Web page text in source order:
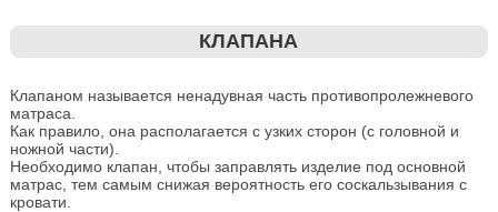
КЛАПАНА
Клапаном называется ненадувная часть противопролежневого
матраса.
Как правило, она располагается с узких сторон (с головной и
ножной части).
Необходимо клапан, чтобы заправлять изделие под основной
матрас, тем самым снижая вероятность его соскальзывания с
кровати.